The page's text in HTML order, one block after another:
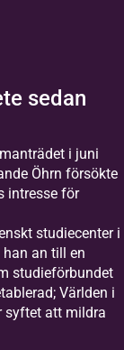
sedan
i juni
Öhrn försökte
intresse för
studiecenter i
an till en
studieförbundet
Världen i
syftet att mildra